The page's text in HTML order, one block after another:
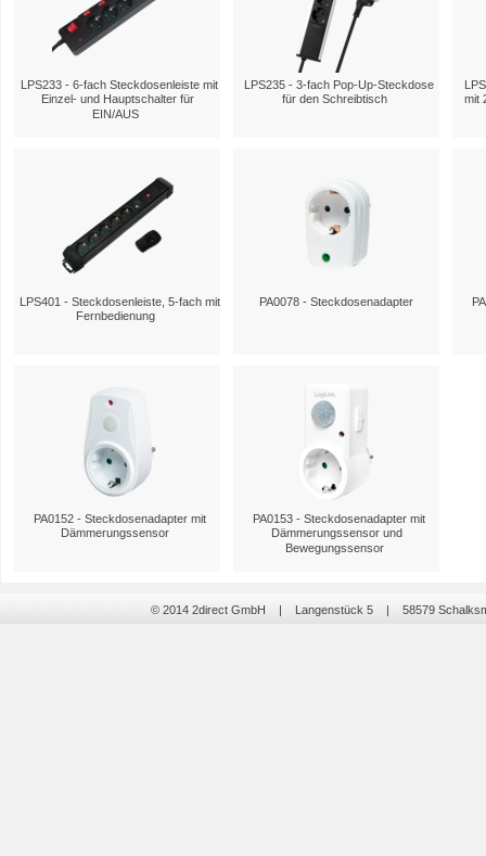
LPS233 - 6-fach Steckdosenleiste mit
Einzel- und Hauptschalter für
EIN/AUS
LPS235 - 3-fach Pop-Up-Steckdose
für den Schreibtisch
mit
LPS401 - Steckdosenleiste, 5-fach mit
Fernbedienung
PA0078 - Steckdosenadapter
PA0152 - Steckdosenadapter mit
Dämmerungssensor
PA0153 - Steckdosenadapter mit
Dämmerungssensor und
Bewegungssensor
© 2014 2direct GmbH | Langenstück 5 | 58579